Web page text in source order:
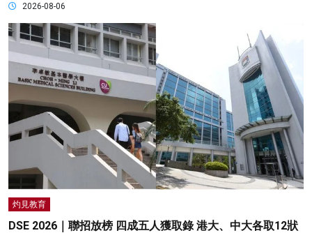
2026-08-06
灼見教育
DSE 2026｜聯招放榜 四成五人獲取錄 港大、中大各取12狀